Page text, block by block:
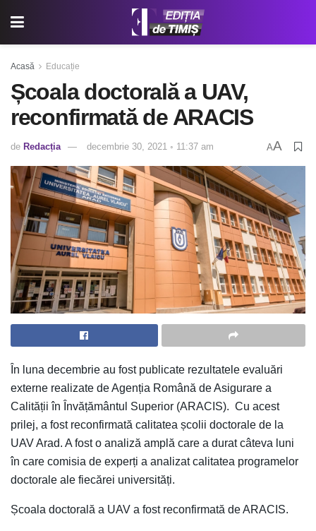
Acasă Educație
Școala doctorală a UAV,
reconfirmată de ARACIS
de Redacția decembrie 30, 2021 ◦ 11:37 am AA
În luna decembrie au fost publicate rezultatele evaluări
externe realizate de Agenția Română de Asigurare a
Calității în Învățământul Superior (ARACIS). Cu acest
prilej, a fost reconfirmată calitatea școlii doctorale de la
UAV Arad. A fost o analiză amplă care a durat câteva luni
în care comisia de experți a analizat calitatea programelor
doctorale ale fiecărei universități.
Școala doctorală a UAV a fost reconfirmată de ARACIS.